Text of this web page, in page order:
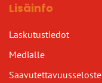
Lisäinfo
Laskutustiedot
Medialle
Saavutettavuusseloste